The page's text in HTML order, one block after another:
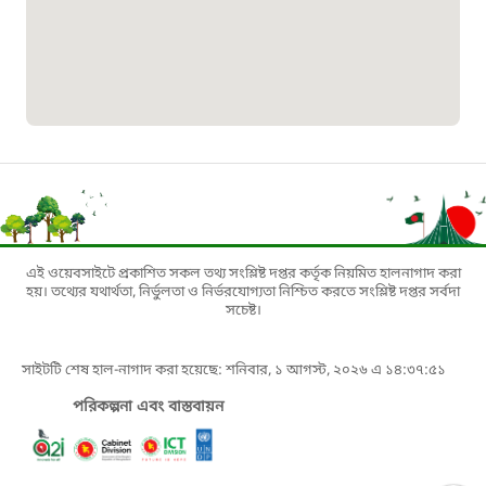
১৬৫৭৫
ই-জিপি ইমার্জেন্সি হটলাইন
১০০
বাংলাদেশ টেলিযোগাযোগ সেবা সংক্রান্ত
হটলাইন
১৬৯৯৯
বিদ্যুৎ বিভাগ সেবা সংক্রান্ত হটলাইন
এই ওয়েবসাইটে প্রকাশিত সকল তথ্য সংশ্লিষ্ট দপ্তর কর্তৃক নিয়মিত হালনাগাদ করা
হয়। তথ্যের যথার্থতা, নির্ভুলতা ও নির্ভরযোগ্যতা নিশ্চিত করতে সংশ্লিষ্ট দপ্তর সর্বদা
সচেষ্ট।
সাইটটি শেষ হাল-নাগাদ করা হয়েছে: শনিবার, ১ আগস্ট, ২০২৬ এ ১৪:৩৭:৫১
পরিকল্পনা এবং বাস্তবায়ন